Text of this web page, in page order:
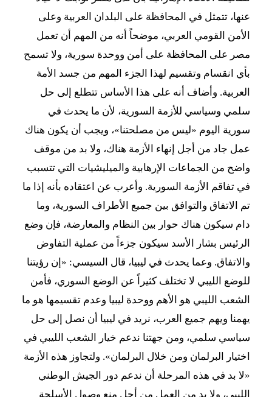
عنها، تتمثل في المحافظة على البلدان العربية وعلى
الأمن القومي العربي، موضحاً أنه من المهم أن تعمل
مصر على المحافظة على أمن ووحدة سورية، ولا تسمح
بأي انقسام وتقسيم لهذا الجزء المهم من جسد الأمة
العربية. وأضاف أنه على هذا الأساس تتطلع إلى حل
سلمي وسياسي للأزمة السورية، لأن ما يحدث في
سورية اليوم «ليس من مصلحتنا»، ويجب أن يكون هناك
عمل جاد من أجل إنهاء الأزمة هناك، ولا بد من موقف
واضح من الجماعات الإرهابية والميليشيات التي تتسبب
في تفاقم الأزمة السورية. وأعرب عن اعتقاده بأنه إذا ما
تم الاتفاق والتوافق بين جميع الأطراف السورية، وما
دام سيكون هناك حوار بين النظام والمعارضة، فإن وضع
الرئيس بشار الأسد سيكون جزءاً من عملية التفاوض
والاتفاق. وعما يحدث في ليبيا، قال السيسي: «إن رؤيتنا
للوضع الليبي لا تختلف كثيراً عن الوضع السوري، فأمن
الشعب الليبي هو الأهم ووحدة ليبيا وعدم تقسيمها هو ما
يهمنا ويهم جميع العرب، نريد في ليبيا أن نصل إلى حل
سياسي سلمي، ومن جهتنا ندعم خيار الشعب الليبي في
اختيار البرلمان ومن خلال البرلمان». ولتجاوز هذه الأزمة
«لا بد في هذه المرحلة أن ندعم دور الجيش الوطني
الليبي، ولا بد من العمل من أجل منع وصول الأسلحة